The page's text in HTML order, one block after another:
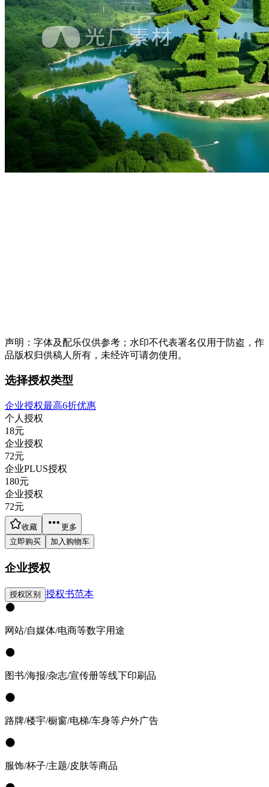
声明：字体及配乐仅供参考；水印不代表署名仅用于防盗，作
品版权归供稿人所有，未经许可请勿使用。
选择授权类型
企业授权最高6折优惠
个人授权
18元
企业授权
72元
企业PLUS授权
180元
企业授权
72元
收藏
更多
立即购买
加入购物车
企业授权
授权区别 授权书范本
网站/自媒体/电商等数字用途
图书/海报/杂志/宣传册等线下印刷品
路牌/楼宇/橱窗/电梯/车身等户外广告
服饰/杯子/主题/皮肤等商品